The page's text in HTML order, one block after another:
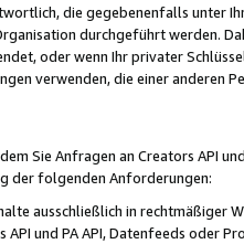
die gegebenenfalls unter
durchgeführt werden.
oder wenn Ihr privater
verwenden, die einer anderen
Sie Anfragen an Creators API
der folgenden Anforderungen:
ausschließlich in rechtmäßiger
API und PA API, Datenfeeds oder